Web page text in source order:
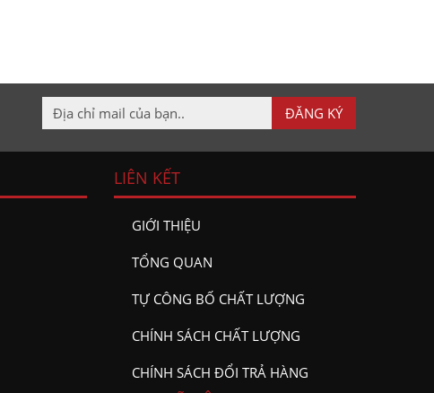
LIÊN KẾT
GIỚI THIỆU
TỔNG QUAN
TỰ CÔNG BỐ CHẤT LƯỢNG
CHÍNH SÁCH CHẤT LƯỢNG
CHÍNH SÁCH ĐỔI TRẢ HÀNG